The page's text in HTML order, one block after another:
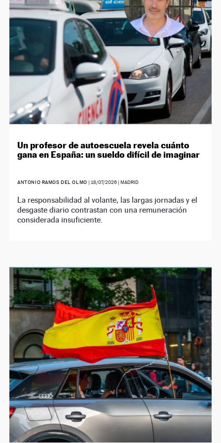
NEWSLETTER
SÍGUENOS
Un profesor de autoescuela revela cuánto
gana en España: un sueldo difícil de imaginar
ANTONIO RAMOS DEL OLMO | 18/07/2026| MADRID
La responsabilidad al volante, las largas jornadas y el
desgaste diario contrastan con una remuneración
considerada insuficiente.